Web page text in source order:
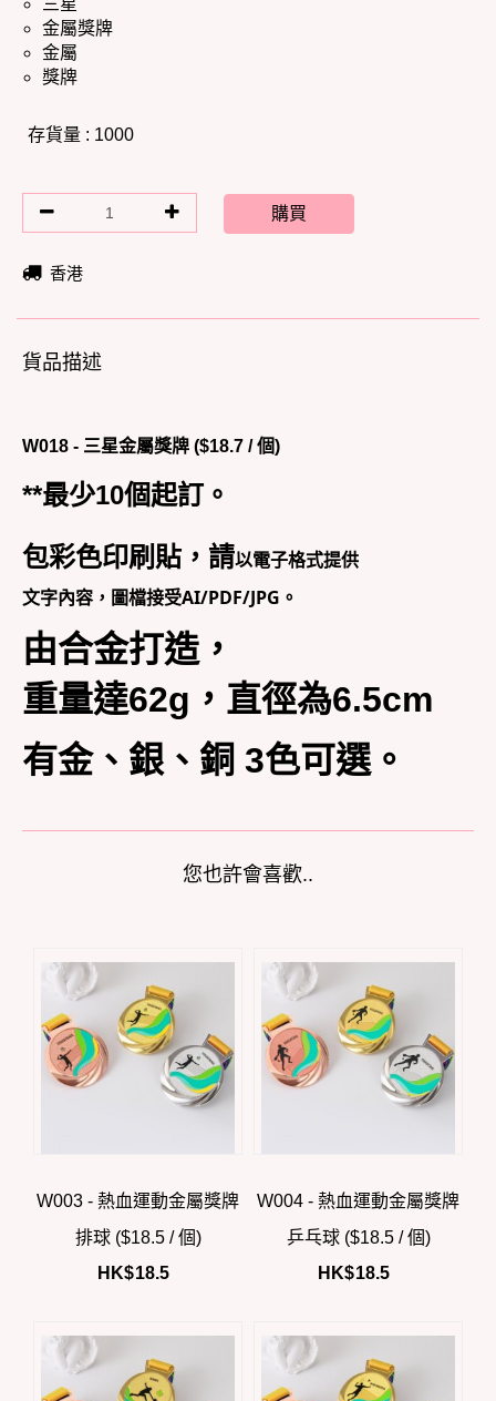
三星
金屬獎牌
金屬
獎牌
存貨量 : 1000
購買
香港
貨品描述
W018 - 三星金屬獎牌 ($18.7 / 個)
**最少10個起訂。
包彩色印刷貼，請以電子格式提供
文字內容，圖檔接受AI/PDF/JPG。
由合金打造，
重量達62g，直徑為6.5cm
有金、銀、銅 3色可選。
您也許會喜歡..
W003 - 熱血運動金屬獎牌
排球 ($18.5 / 個)
HK$18.5
W004 - 熱血運動金屬獎牌
乒乓球 ($18.5 / 個)
HK$18.5